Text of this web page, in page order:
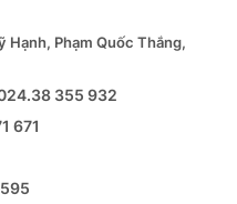
Hạnh, Phạm Quốc Thắng,
355 932
671